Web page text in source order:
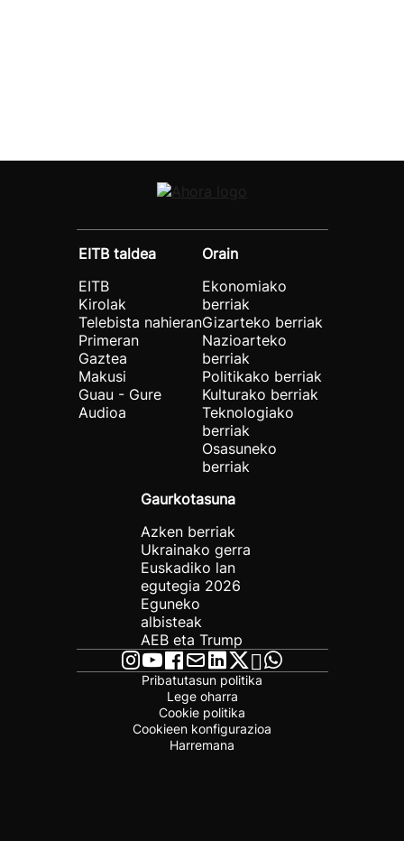
EITB taldea
EITB
Kirolak
Telebista nahieran
Primeran
Gaztea
Makusi
Guau - Gure
Audioa
Orain
Ekonomiako
berriak
Gizarteko berriak
Nazioarteko
berriak
Politikako berriak
Kulturako berriak
Teknologiako
berriak
Osasuneko
berriak
Gaurkotasuna
Azken berriak
Ukrainako gerra
Euskadiko lan
egutegia 2026
Eguneko
albisteak
AEB eta Trump
Pribatutasun politika
Lege oharra
Cookie politika
Cookieen konfigurazioa
Harremana